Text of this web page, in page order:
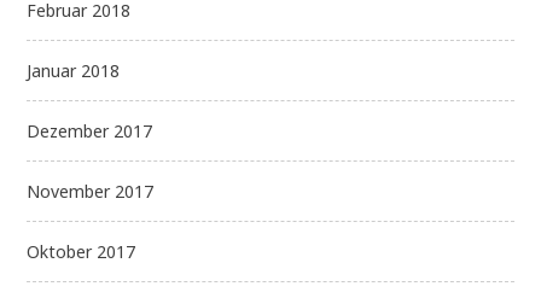
Februar 2018
Januar 2018
Dezember 2017
November 2017
Oktober 2017